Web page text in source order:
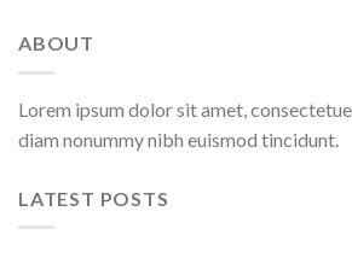
ABOUT
Lorem ipsum dolor sit amet,
diam nonummy nibh euismod tincidunt.
LATEST POSTS